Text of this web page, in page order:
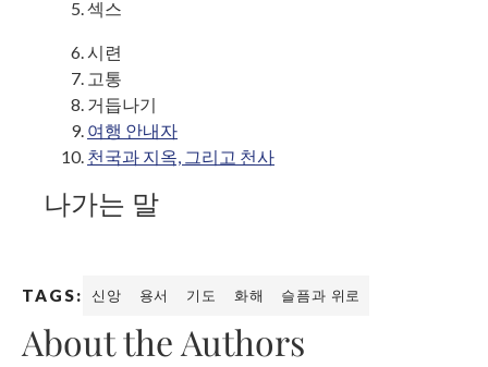
섹스
시련
고통
거듭나기
여행 안내자
천국과 지옥, 그리고 천사
나가는 말
TAGS: 신앙 용서 기도 화해 슬픔과 위로
About the Authors